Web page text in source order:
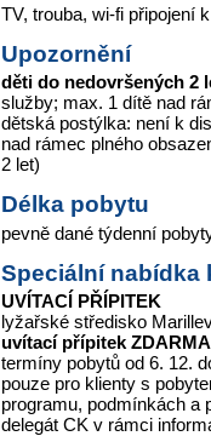
TV, trouba, wi-fi připojení
Upozornění
děti do nedovršených 2
služby; max. 1 dítě nad
dětská postýlka: není k
nad rámec plného
2 let)
Délka pobytu
pevně dané týdenní
Speciální nabídka
UVÍTACÍ PŘÍPITEK
lyžařské středisko
uvítací přípitek ZDARMA
termíny pobytů od 6. 12.
pouze pro klienty s
programu, podmínkách a
delegát CK v rámci